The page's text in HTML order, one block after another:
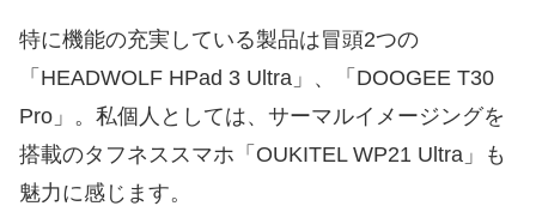
特に機能の充実している製品は冒頭2つの
「HEADWOLF HPad 3 Ultra」、「DOOGEE T30
Pro」。私個人としては、サーマルイメージングを
搭載のタフネススマホ「OUKITEL WP21 Ultra」も
魅力に感じます。